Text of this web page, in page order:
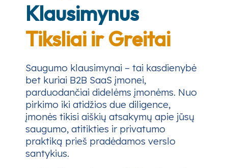
Klausimynus
Tiksliai ir Greitai
Saugumo klausimynai – tai kasdienybė
bet kuriai B2B SaaS įmonei,
parduodančiai didelėms įmonėms. Nuo
pirkimo iki atidžios due diligence,
įmonės tikisi aiškių atsakymų apie jūsų
saugumo, atitikties ir privatumo
praktiką prieš pradėdamos verslo
santykius.